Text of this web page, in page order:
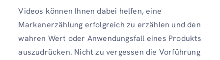
Videos können Ihnen dabei helfen, eine
Markenerzählung erfolgreich zu erzählen und den
wahren Wert oder Anwendungsfall eines Produkts
auszudrücken. Nicht zu vergessen die Vorführung